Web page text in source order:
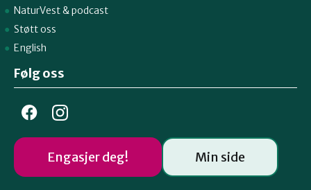
NaturVest&podcast
Støtt oss
English
Følg oss
Engasjer deg! Min side